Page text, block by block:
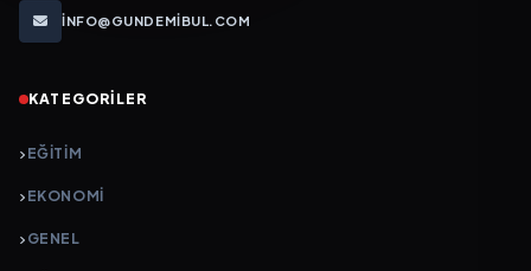
INFO@GUNDEMIBUL.COM
KATEGORILER
EĞITIM
EKONOMI
GENEL